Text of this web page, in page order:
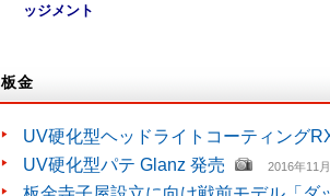
ッジメント
板金
UV硬化型ヘッドライトコーティング
UV硬化型パテ Glanz 発売 2016年11